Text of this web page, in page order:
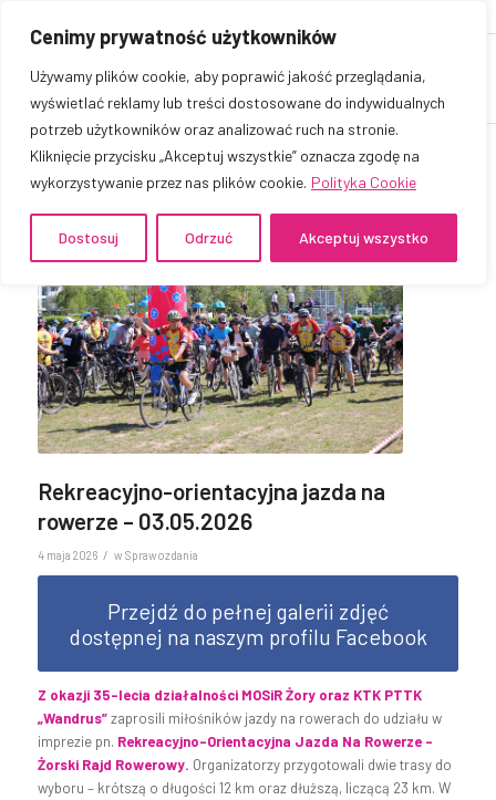
Cenimy prywatność użytkowników
Używamy plików cookie, aby poprawić jakość przeglądania,
wyświetlać reklamy lub treści dostosowane do indywidualnych
potrzeb użytkowników oraz analizować ruch na stronie.
Kliknięcie przycisku „Akceptuj wszystkie” oznacza zgodę na
wykorzystywanie przez nas plików cookie. Polityka Cookie
Dostosuj Odrzuć Akceptuj wszystko
Rekreacyjno-orientacyjna jazda na
rowerze – 03.05.2026
4 maja 2026 / w Sprawozdania
Przejdź do pełnej galerii zdjęć
dostępnej na naszym profilu Facebook
Z okazji 35-lecia działalności MOSiR Żory oraz KTK PTTK
„Wandrus”zaprosili miłośników jazdy na rowerach do udziału w
imprezie pn. Rekreacyjno-Orientacyjna Jazda Na Rowerze –
Żorski Rajd Rowerowy. Organizatorzy przygotowali dwie trasy do
wyboru – krótszą o długości 12 km oraz dłuższą, liczącą 23 km. W